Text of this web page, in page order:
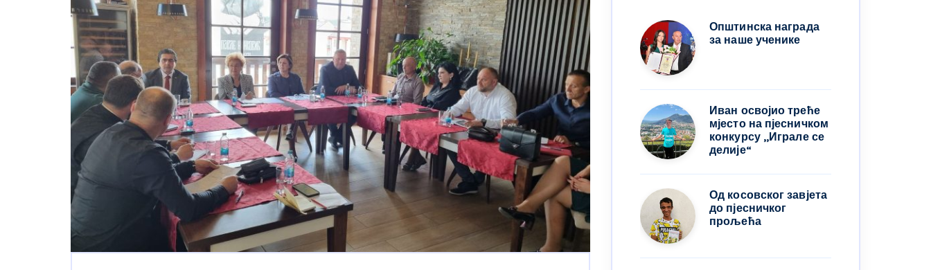
Општинска награда
за наше ученике
Иван освојио треће
мјесто на пјесничком
конкурсу ,,Играле се
делије“
Од косовског завјета
до пјесничког
прољећа